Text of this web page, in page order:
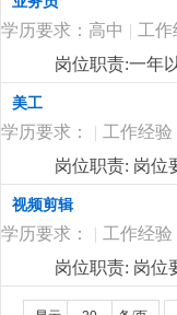
势,能够自立完
际关系良好,听
有需求的人士
学历要求：高中 | 工作
岗位职责:一年
通，具有良好
美工
学历要求： | 工作经验
岗位职责: 岗位
视频剪辑
学历要求： | 工作经验
岗位职责: 岗位